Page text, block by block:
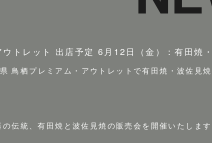
ウトレット 出店予定 6月12日（金）：有田焼
鳥栖プレミアム・アウトレットで有田焼・波佐見
伝統、有田焼と波佐見焼の販売会を開催いたします